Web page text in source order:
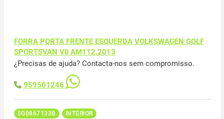
FORRA PORTA FRENTE ESQUERDA VOLKSWAGEN GOLF
SPORTSVAN VII AM112.2013
¿Precisas de ajuda? Contacta-nos sem compromisso.
959501246
5G0867133B INTERIOR